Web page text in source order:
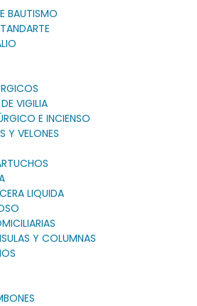
BAUTISMO
VIGILIA
E INCIENSO
Y VELONES
LIQUIDA
Y COLUMNAS